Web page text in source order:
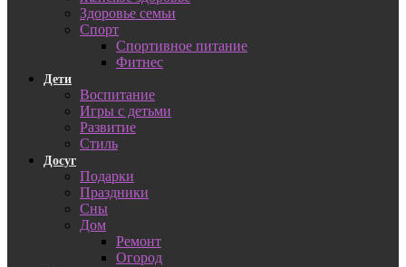
Здоровье семьи
Спорт
Спортивное питание
Фитнес
Дети
Воспитание
Игры с детьми
Развитие
Стиль
Досуг
Подарки
Праздники
Сны
Дом
Ремонт
Огород